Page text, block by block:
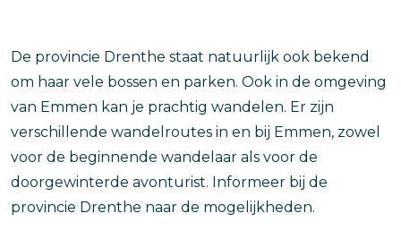
De provincie Drenthe staat natuurlijk ook bekend
om haar vele bossen en parken. Ook in de omgeving
van Emmen kan je prachtig wandelen. Er zijn
verschillende wandelroutes in en bij Emmen, zowel
voor de beginnende wandelaar als voor de
doorgewinterde avonturist. Informeer bij de
provincie Drenthe naar de mogelijkheden.